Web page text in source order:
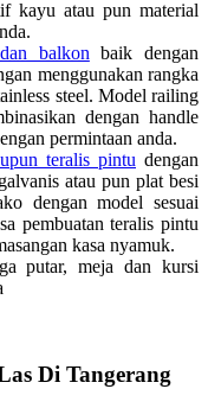
kayu atau pun material
balkon baik dengan
menggunakan rangka
steel. Model railing
dengan handle
permintaan anda.
teralis pintu dengan
atau pun plat besi
dengan model sesuai
pembuatan teralis pintu
kasa nyamuk.
putar, meja dan kursi
Di Tangerang